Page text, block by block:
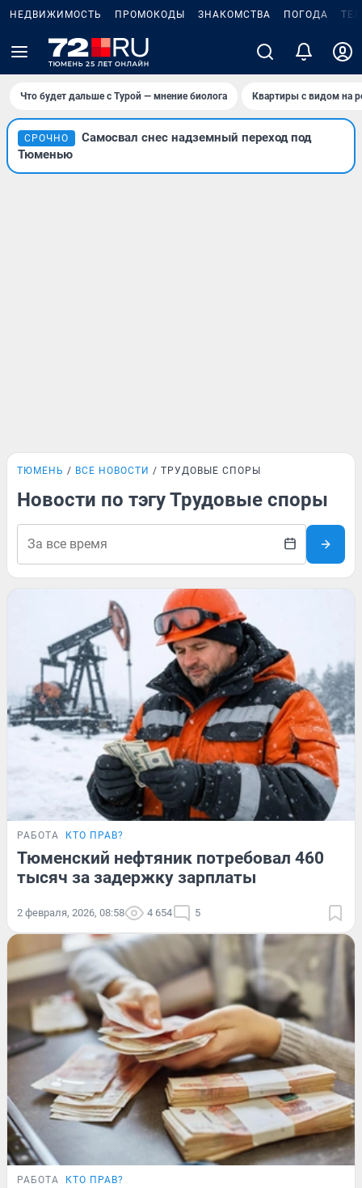
НЕДВИЖИМОСТЬ ПРОМОКОДЫ ЗНАКОМСТВА ПОГОДА
Что будет дальше с Турой — мнение биолога Квартиры с видом на
СРОЧНО
Самосвал снес надземный переход под
Тюменью
ТЮМЕНЬ ВСЕ НОВОСТИ ТРУДОВЫЕ СПОРЫ
Новости по тэгу Трудовые споры
РАБОТА КТО ПРАВ?
Тюменский нефтяник потребовал 460
тысяч за задержку зарплаты
2 февраля, 2026, 08:58 4 654 5
РАБОТА КТО ПРАВ?